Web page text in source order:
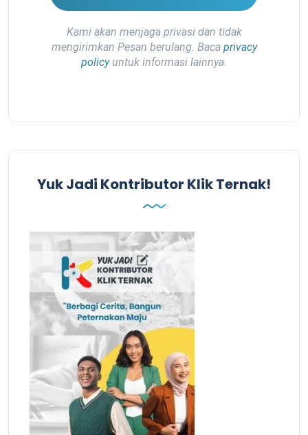
Kami akan menjaga privasi dan tidak
mengirimkan Pesan berulang. Baca privacy
policyuntuk informasi lainnya.
Yuk Jadi Kontributor Klik Ternak!